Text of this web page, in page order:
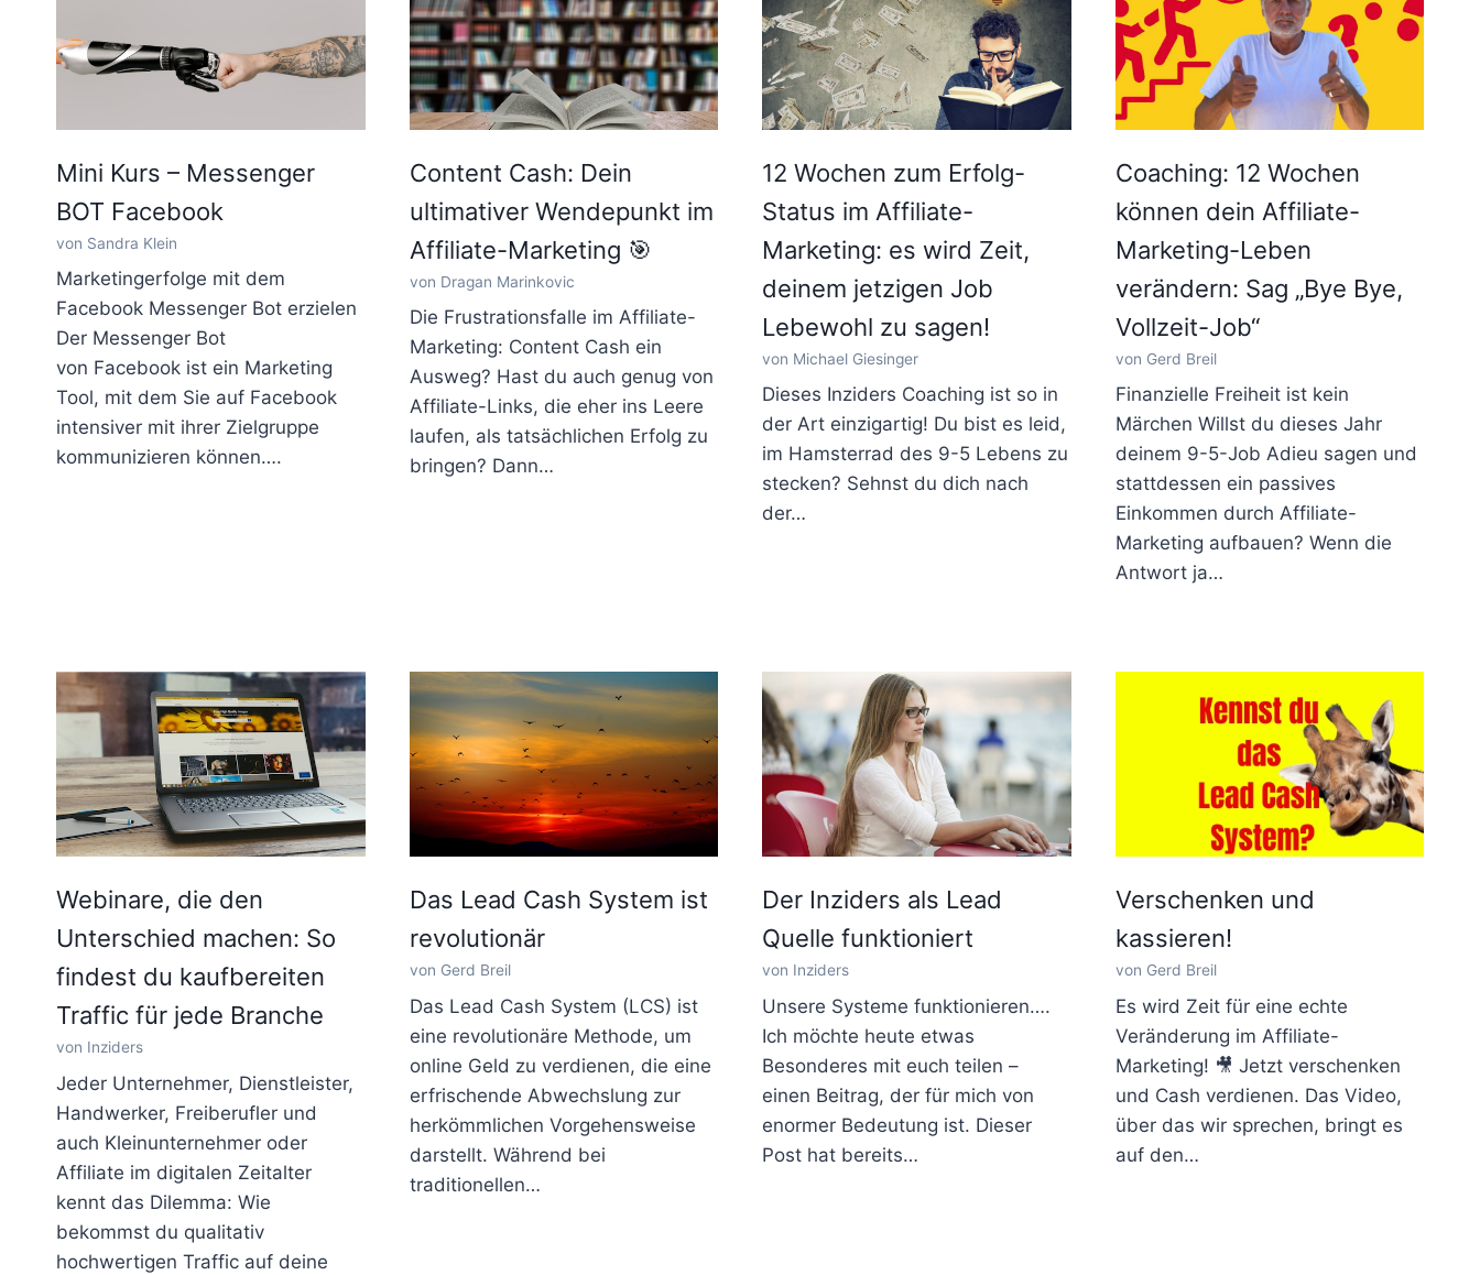
Mini Kurs – Messenger
BOT Facebook
von Sandra Klein
Marketingerfolge mit dem
Facebook Messenger Bot erzielen
Der Messenger Bot
von Facebook ist ein Marketing
Tool, mit dem Sie auf Facebook
intensiver mit ihrer Zielgruppe
kommunizieren können….
Content Cash: Dein
ultimativer Wendepunkt im
Affiliate-Marketing 🎯
von Dragan Marinkovic
Die Frustrationsfalle im Affiliate-
Marketing: Content Cash ein
Ausweg? Hast du auch genug von
Affiliate-Links, die eher ins Leere
laufen, als tatsächlichen Erfolg zu
bringen? Dann…
12 Wochen zum Erfolg-
Status im Affiliate-
Marketing: es wird Zeit,
deinem jetzigen Job
Lebewohl zu sagen!
von Michael Giesinger
Dieses Inziders Coaching ist so in
der Art einzigartig! Du bist es leid,
im Hamsterrad des 9-5 Lebens zu
stecken? Sehnst du dich nach
der…
Coaching: 12 Wochen
können dein Affiliate-
Marketing-Leben
verändern: Sag „Bye Bye,
Vollzeit-Job“
von Gerd Breil
Finanzielle Freiheit ist kein
Märchen Willst du dieses Jahr
deinem 9-5-Job Adieu sagen und
stattdessen ein passives
Einkommen durch Affiliate-
Marketing aufbauen? Wenn die
Antwort ja…
Webinare, die den
Unterschied machen: So
findest du kaufbereiten
Traffic für jede Branche
von Inziders
Jeder Unternehmer, Dienstleister,
Handwerker, Freiberufler und
auch Kleinunternehmer oder
Affiliate im digitalen Zeitalter
kennt das Dilemma: Wie
bekommst du qualitativ
hochwertigen Traffic auf deine
Das Lead Cash System ist
revolutionär
von Gerd Breil
Das Lead Cash System (LCS) ist
eine revolutionäre Methode, um
online Geld zu verdienen, die eine
erfrischende Abwechslung zur
herkömmlichen Vorgehensweise
darstellt. Während bei
traditionellen…
Der Inziders als Lead
Quelle funktioniert
von Inziders
Unsere Systeme funktionieren….
Ich möchte heute etwas
Besonderes mit euch teilen –
einen Beitrag, der für mich von
enormer Bedeutung ist. Dieser
Post hat bereits…
Verschenken und
kassieren!
von Gerd Breil
Es wird Zeit für eine echte
Veränderung im Affiliate-
Marketing! 🎥 Jetzt verschenken
und Cash verdienen. Das Video,
über das wir sprechen, bringt es
auf den…